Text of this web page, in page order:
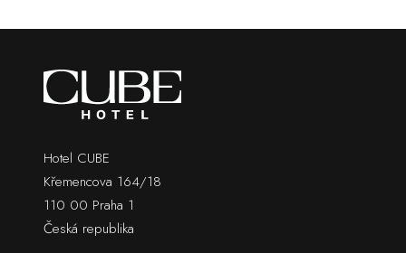
Hotel CUBE
Křemencova 164/18
110 00 Praha 1
Česká republika